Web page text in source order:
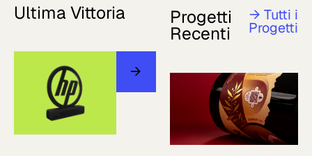
Ultima Vittoria
→
Progetti
Recenti
→ Tutti i
Progetti